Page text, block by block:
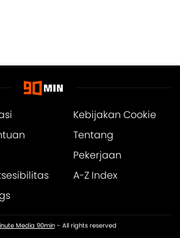
Kebijakan Cookie
Tentang
Pekerjaan
A-Z Index
Media 90min- All rights reserved